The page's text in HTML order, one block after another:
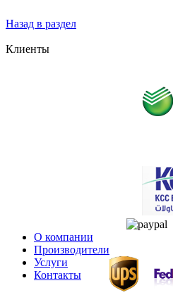
Назад в раздел
Клиенты
О компании
Производители
Услуги
Контакты